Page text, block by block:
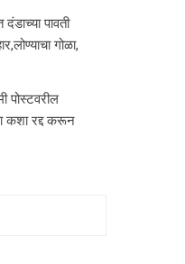
पावती
गोळा,
पोस्टवरील
कशा रद्द करून